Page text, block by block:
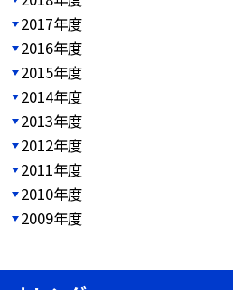
2017年度
2016年度
2015年度
2014年度
2013年度
2012年度
2011年度
2010年度
2009年度